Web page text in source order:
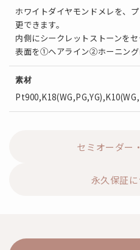
ホワイトダイヤモンドメレを、
更できます。
内側にシークレットストーンを
表面を①ヘアライン②ホーニング
素材
セミオーダー
永久保証